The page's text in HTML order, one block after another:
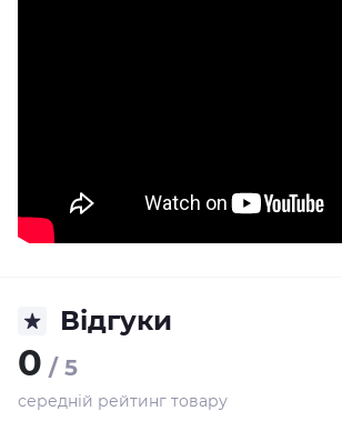
Відгуки
0 / 5
середній рейтинг товару